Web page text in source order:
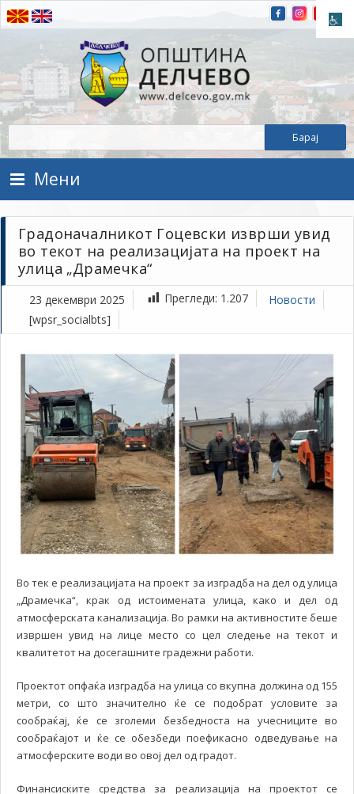
Прескокнете на содржината
Општина Делчево
Општина Делчево
Мени
Градоначалникот Гоцевски изврши увид
во текот на реализацијата на проект на
улица „Драмечка“
23 декември 2025 Прегледи: 1.207
Новости
[wpsr_socialbts]
Во тек е реализацијата на проект за изградба на дел од улица
„Драмечка“, крак од истоимената улица, како и дел од
атмосферската канализација. Во рамки на активностите беше
извршен увид на лице место со цел следење на текот и
квалитетот на досегашните градежни работи.
Проектот опфаќа изградба на улица со вкупна должина од 155
метри, со што значително ќе се подобрат условите за
сообраќај, ќе се зголеми безбедноста на учесниците во
сообраќајот и ќе се обезбеди поефикасно одведување на
атмосферските води во овој дел од градот.
Финансиските средства за реализација на проектот се